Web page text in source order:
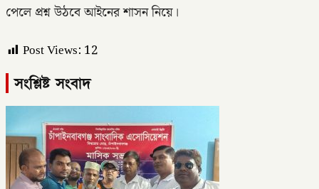
পেলে প্রশ্ন উঠবে আইনের শাসন নিয়ে।
Post Views: 12
সংশ্লিষ্ট সংবাদ